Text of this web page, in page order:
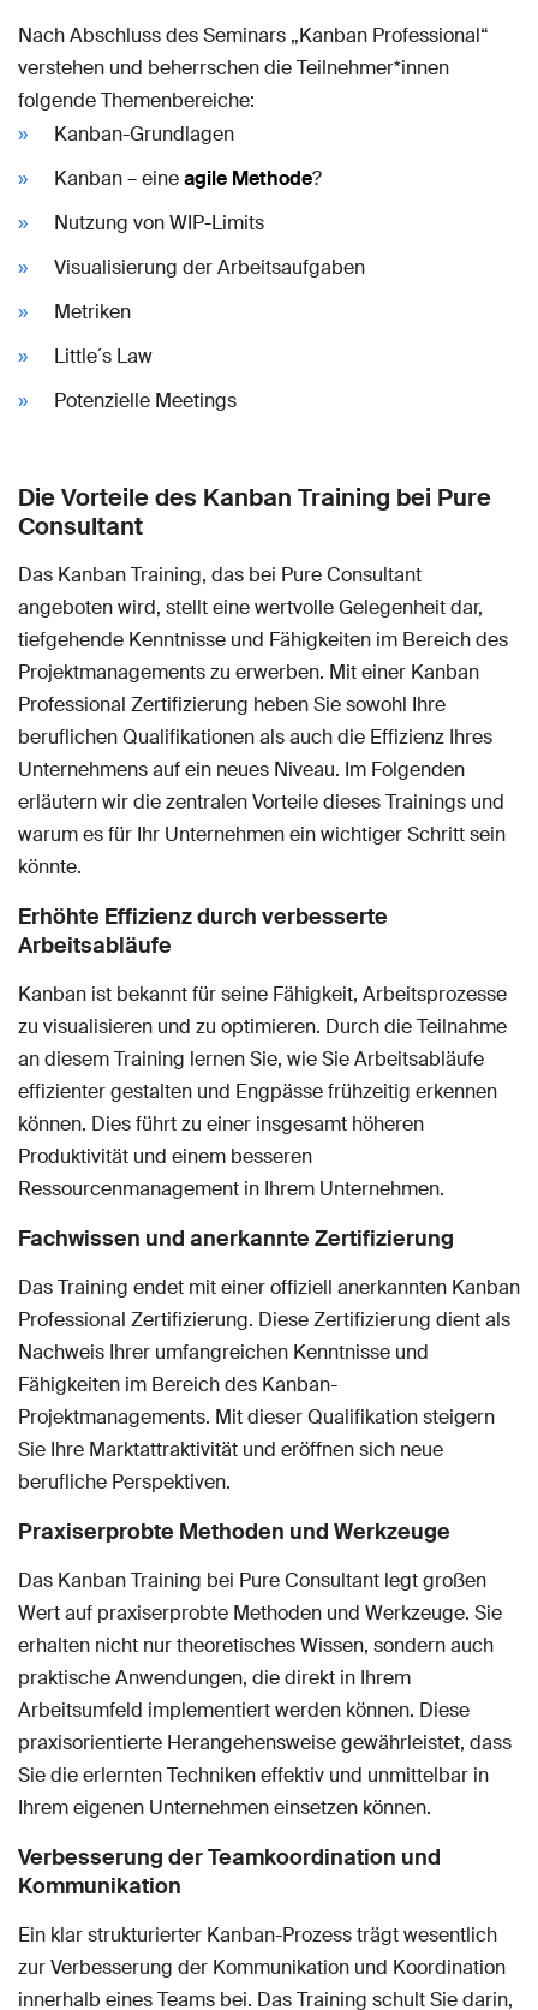
Nach Abschluss des Seminars „Kanban Professional“
verstehen und beherrschen die Teilnehmer*innen
folgende Themenbereiche:
Kanban-Grundlagen
Kanban – eineagile Methode?
Nutzung von WIP-Limits
Visualisierung der Arbeitsaufgaben
Metriken
Little´s Law
Potenzielle Meetings
Die Vorteile des Kanban Training bei Pure
Consultant
Das Kanban Training, das bei Pure Consultant
angeboten wird, stellt eine wertvolle Gelegenheit dar,
tiefgehende Kenntnisse und Fähigkeiten im Bereich des
Projektmanagements zu erwerben. Mit einer Kanban
Professional Zertifizierung heben Sie sowohl Ihre
beruflichen Qualifikationen als auch die Effizienz Ihres
Unternehmens auf ein neues Niveau. Im Folgenden
erläutern wir die zentralen Vorteile dieses Trainings und
warum es für Ihr Unternehmen ein wichtiger Schritt sein
könnte.
Erhöhte Effizienz durch verbesserte
Arbeitsabläufe
Kanban ist bekannt für seine Fähigkeit, Arbeitsprozesse
zu visualisieren und zu optimieren. Durch die Teilnahme
an diesem Training lernen Sie, wie Sie Arbeitsabläufe
effizienter gestalten und Engpässe frühzeitig erkennen
können. Dies führt zu einer insgesamt höheren
Produktivität und einem besseren
Ressourcenmanagement in Ihrem Unternehmen.
Fachwissen und anerkannte Zertifizierung
Das Training endet mit einer offiziell anerkannten Kanban
Professional Zertifizierung. Diese Zertifizierung dient als
Nachweis Ihrer umfangreichen Kenntnisse und
Fähigkeiten im Bereich des Kanban-
Projektmanagements. Mit dieser Qualifikation steigern
Sie Ihre Marktattraktivität und eröffnen sich neue
berufliche Perspektiven.
Praxiserprobte Methoden und Werkzeuge
Das Kanban Training bei Pure Consultant legt großen
Wert auf praxiserprobte Methoden und Werkzeuge. Sie
erhalten nicht nur theoretisches Wissen, sondern auch
praktische Anwendungen, die direkt in Ihrem
Arbeitsumfeld implementiert werden können. Diese
praxisorientierte Herangehensweise gewährleistet, dass
Sie die erlernten Techniken effektiv und unmittelbar in
Ihrem eigenen Unternehmen einsetzen können.
Verbesserung der Teamkoordination und
Kommunikation
Ein klar strukturierter Kanban-Prozess trägt wesentlich
zur Verbesserung der Kommunikation und Koordination
innerhalb eines Teams bei. Das Training schult Sie darin,